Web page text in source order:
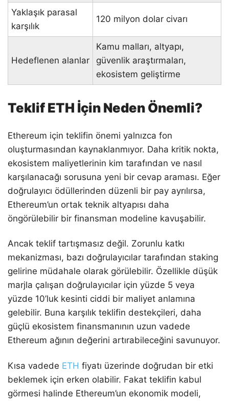
Yaklaşık parasal
karşılık
120 milyon dolar civarı
Hedeflenen alanlar
Kamu malları, altyapı,
güvenlik araştırmaları,
ekosistem geliştirme
Teklif ETH İçin Neden Önemli?
Ethereum için teklifin önemi yalnızca fon
oluşturmasından kaynaklanmıyor. Daha kritik nokta,
ekosistem maliyetlerinin kim tarafından ve nasıl
karşılanacağı sorusuna yeni bir cevap araması. Eğer
doğrulayıcı ödüllerinden düzenli bir pay ayrılırsa,
Ethereum’un ortak teknik altyapısı daha
öngörülebilir bir finansman modeline kavuşabilir.
Ancak teklif tartışmasız değil. Zorunlu katkı
mekanizması, bazı doğrulayıcılar tarafından staking
gelirine müdahale olarak görülebilir. Özellikle düşük
marjla çalışan doğrulayıcılar için yüzde 5 veya
yüzde 10’luk kesinti ciddi bir maliyet anlamına
gelebilir. Buna karşılık teklifin destekçileri, daha
güçlü ekosistem finansmanının uzun vadede
Ethereum ağının değerini artırabileceğini savunuyor.
Kısa vadede ETH fiyatı üzerinde doğrudan bir etki
beklemek için erken olabilir. Fakat teklifin kabul
görmesi halinde Ethereum’un ekonomik modeli,